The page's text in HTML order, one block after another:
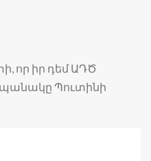
որ իր դեմ ԱԴԾ
Պուտինի